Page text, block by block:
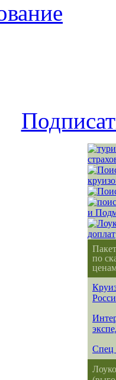
по
Спец